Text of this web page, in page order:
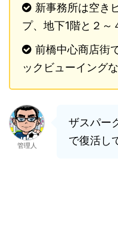
新事務所は空き
プ、地下1階と２～
前橋中心商店街
ックビューイング
管理人
ザスパー
で復活し